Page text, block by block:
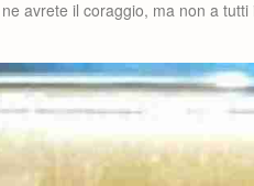
avrete il coraggio, ma non a